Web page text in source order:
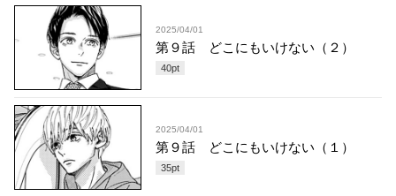
2025/04/01
第９話 どこにもいけない（２）
40pt
2025/04/01
第９話 どこにもいけない（１）
35pt